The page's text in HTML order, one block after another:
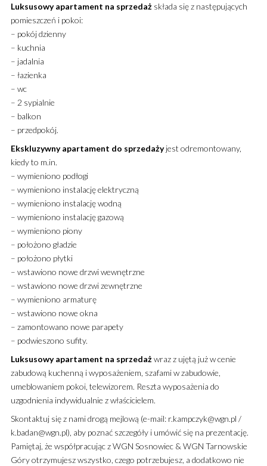
Luksusowy apartament na sprzedażskłada się z następujących
pomieszczeń i pokoi:
– pokój dzienny
– kuchnia
– jadalnia
– łazienka
– wc
– 2 sypialnie
– balkon
– przedpokój.
Ekskluzywny apartament do sprzedażyjest odremontowany,
kiedy to m.in.
– wymieniono podłogi
– wymieniono instalację elektryczną
– wymieniono instalację wodną
– wymieniono instalację gazową
– wymieniono piony
– położono gładzie
– położono płytki
– wstawiono nowe drzwi wewnętrzne
– wstawiono nowe drzwi zewnętrzne
– wymieniono armaturę
– wstawiono nowe okna
– zamontowano nowe parapety
– podwieszono sufity.
Luksusowy apartament na sprzedażwraz z ujętą już w cenie
zabudową kuchenną i wyposażeniem, szafami w zabudowie,
umeblowaniem pokoi, telewizorem. Reszta wyposażenia do
uzgodnienia indywidualnie z właścicielem.
Skontaktuj się z nami drogą mejlową (e-mail: r.kampczyk@wgn.pl /
k.badan@wgn.pl), aby poznać szczegóły i umówić się na prezentację.
Pamiętaj, że współpracując z WGN Sosnowiec & WGN Tarnowskie
Góry otrzymujesz wszystko, czego potrzebujesz, a dodatkowo nie